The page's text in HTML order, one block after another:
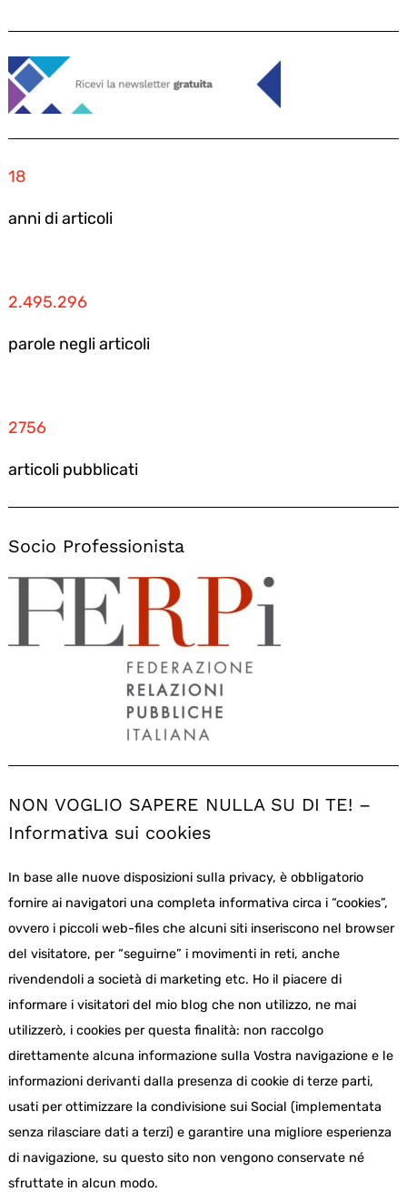
18
anni di articoli
2.495.296
parole negli articoli
2756
articoli pubblicati
Socio Professionista
NON VOGLIO SAPERE NULLA SU DI TE! –
Informativa sui cookies
In base alle nuove disposizioni sulla privacy, è obbligatorio
fornire ai navigatori una completa informativa circa i “cookies”,
ovvero i piccoli web-files che alcuni siti inseriscono nel browser
del visitatore, per “seguirne” i movimenti in reti, anche
rivendendoli a società di marketing etc. Ho il piacere di
informare i visitatori del mio blog che non utilizzo, ne mai
utilizzerò, i cookies per questa finalità: non raccolgo
direttamente alcuna informazione sulla Vostra navigazione e le
informazioni derivanti dalla presenza di cookie di terze parti,
usati per ottimizzare la condivisione sui Social (implementata
senza rilasciare dati a terzi) e garantire una migliore esperienza
di navigazione, su questo sito non vengono conservate né
sfruttate in alcun modo.